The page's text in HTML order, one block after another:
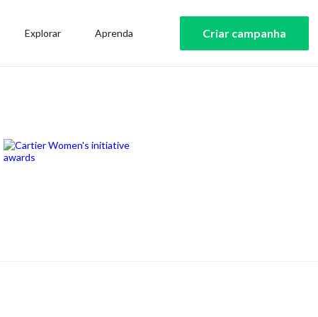
Explorar Aprenda Criar campanha